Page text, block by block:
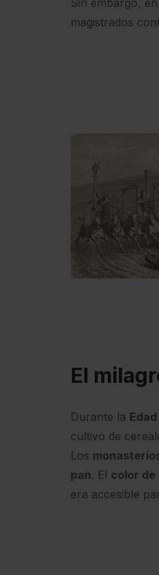
magistrados
El
Durante la
cultivo de
Los
pan. El color de
era accesible